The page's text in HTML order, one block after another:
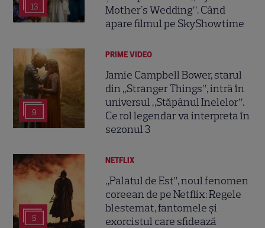
13
Mother's Wedding”. Când
apare filmul pe SkyShowtime
9
PRIME VIDEO
Jamie Campbell Bower, starul
din „Stranger Things”, intră în
universul „Stăpânul Inelelor”.
Ce rol legendar va interpreta în
sezonul 3
5
NETFLIX
„Palatul de Est”, noul fenomen
coreean de pe Netflix: Regele
blestemat, fantomele și
exorcistul care sfidează